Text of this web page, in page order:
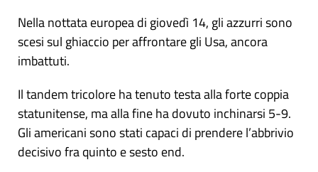
Nella nottata europea di giovedì 14, gli azzurri sono
scesi sul ghiaccio per affrontare gli Usa, ancora
imbattuti.
Il tandem tricolore ha tenuto testa alla forte coppia
statunitense, ma alla fine ha dovuto inchinarsi 5-9.
Gli americani sono stati capaci di prendere l’abbrivio
decisivo fra quinto e sesto end.